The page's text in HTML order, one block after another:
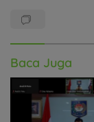
Baca Juga